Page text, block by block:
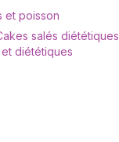
et poisson
salés diététiques
diététiques